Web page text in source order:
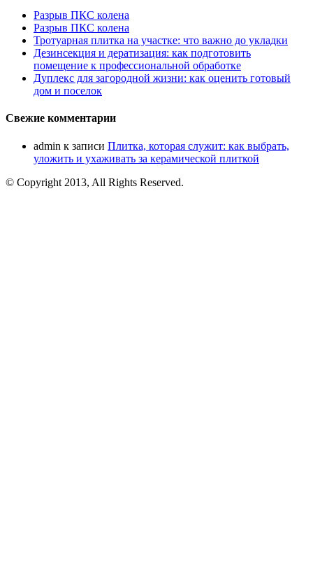
Разрыв ПКС колена
Разрыв ПКС колена
Тротуарная плитка на участке: что важно до укладки
Дезинсекция и дератизация: как подготовить
помещение к профессиональной обработке
Дуплекс для загородной жизни: как оценить готовый
дом и поселок
Свежие комментарии
admin к записи Плитка, которая служит: как выбрать,
уложить и ухаживать за керамической плиткой
© Copyright 2013, All Rights Reserved.